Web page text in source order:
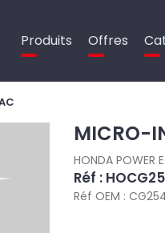
Produits Offres
MICRO-
HONDA POWER
Réf :
Réf OEM :